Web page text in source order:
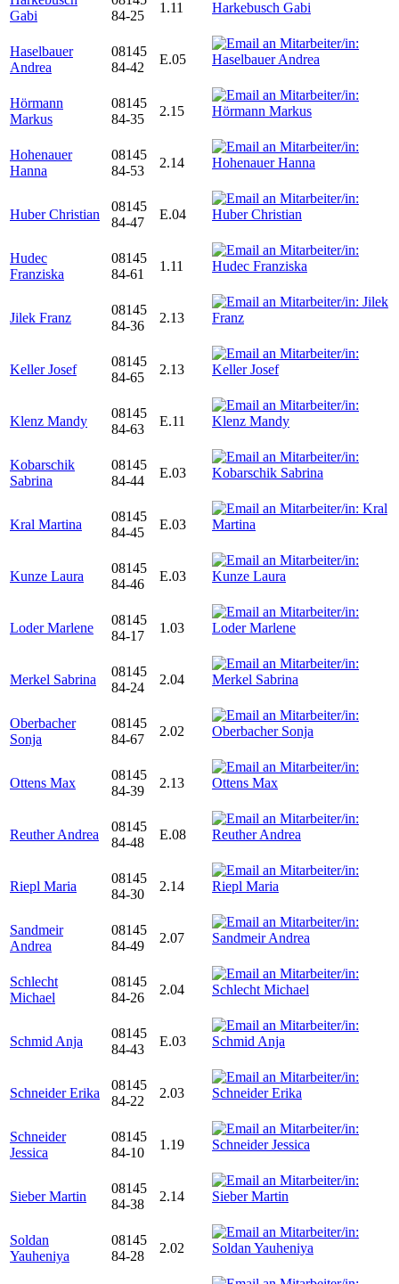
Gabi
84-25
1.11
Haselbauer
Andrea
08145
84-42
E.05
Hörmann
Markus
08145
84-35
2.15
Hohenauer
Hanna
08145
84-53
2.14
Huber Christian
08145
84-47
E.04
Hudec
Franziska
08145
84-61
1.11
Jilek Franz
08145
84-36
2.13
Keller Josef
08145
84-65
2.13
Klenz Mandy
08145
84-63
E.11
Kobarschik
Sabrina
08145
84-44
E.03
Kral Martina
08145
84-45
E.03
Kunze Laura
08145
84-46
E.03
Loder Marlene
08145
84-17
1.03
Merkel Sabrina
08145
84-24
2.04
Oberbacher
Sonja
08145
84-67
2.02
Ottens Max
08145
84-39
2.13
Reuther Andrea
08145
84-48
E.08
Riepl Maria
08145
84-30
2.14
Sandmeir
Andrea
08145
84-49
2.07
Schlecht
Michael
08145
84-26
2.04
Schmid Anja
08145
84-43
E.03
Schneider Erika
08145
84-22
2.03
Schneider
Jessica
08145
84-10
1.19
Sieber Martin
08145
84-38
2.14
Soldan
Yauheniya
08145
84-28
2.02